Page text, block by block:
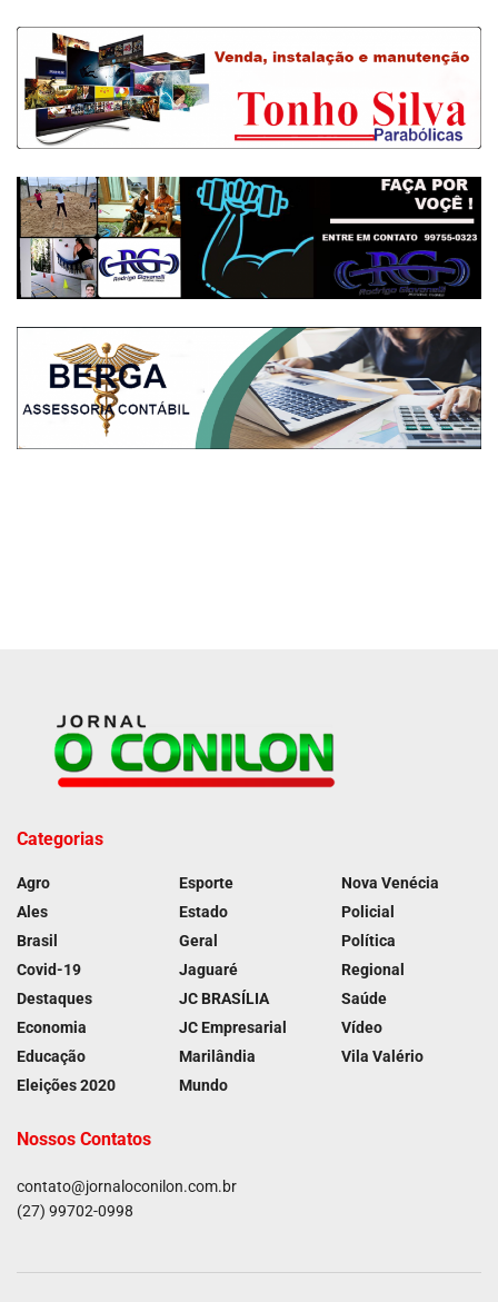
Categorias
Agro
Ales
Brasil
Covid-19
Destaques
Economia
Educação
Eleições 2020
Esporte
Estado
Geral
Jaguaré
JC BRASÍLIA
JC Empresarial
Marilândia
Mundo
Nova Venécia
Policial
Política
Regional
Saúde
Vídeo
Vila Valério
Nossos Contatos
contato@jornaloconilon.com.br
(27) 99702-0998